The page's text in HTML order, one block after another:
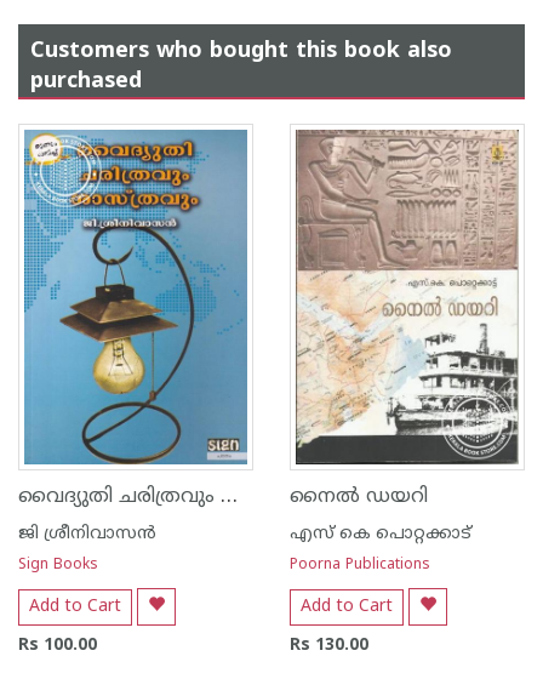
Customers who bought this book also
purchased
വൈദ്യുതി ചരിത്രവും ശാസ്ത്രവും
ജി ശ്രീനിവാസന്‍‌
Sign Books
Add to Cart
Rs 100.00
നൈല്‍ ഡയറി
എസ്‌ കെ പൊറ്റക്കാട്‌
Poorna Publications
Add to Cart
Rs 130.00